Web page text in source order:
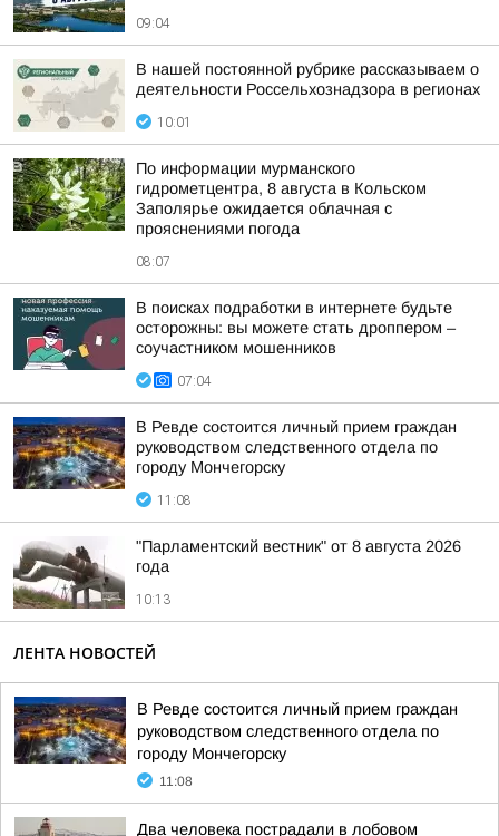
09:04
В нашей постоянной рубрике рассказываем о
деятельности Россельхознадзора в регионах
10:01
По информации мурманского
гидрометцентра, 8 августа в Кольском
Заполярье ожидается облачная с
прояснениями погода
08:07
В поисках подработки в интернете будьте
осторожны: вы можете стать дроппером –
соучастником мошенников
07:04
В Ревде состоится личный прием граждан
руководством следственного отдела по
городу Мончегорску
11:08
"Парламентский вестник" от 8 августа 2026
года
10:13
ЛЕНТА НОВОСТЕЙ
В Ревде состоится личный прием граждан
руководством следственного отдела по
городу Мончегорску
11:08
Два человека пострадали в лобовом